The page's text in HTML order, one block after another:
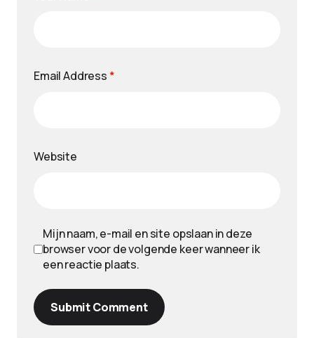
Email Address *
Website
Mijn naam, e-mail en site opslaan in deze
browser voor de volgende keer wanneer ik
een reactie plaats.
Submit Comment